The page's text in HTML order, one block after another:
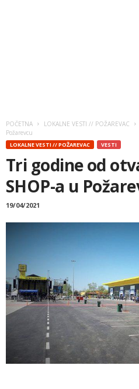
POČETNA LOKALNE VESTI // POŽAREVAC
Požarevcu
LOKALNE VESTI // POŽAREVAC VESTI
Tri godine od
SHOP-a u
19/04/2021